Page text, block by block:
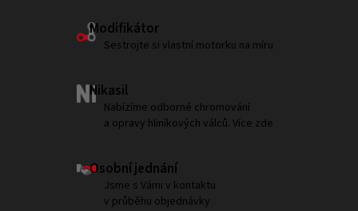
Modifikátor
Sestrojte si vlastní motorku na míru
Nikasil
Nabízíme odborné chromování
a opravy hliníkových válců. Více zde
Osobní jednání
Jsme s Vámi v kontaktu
v průběhu objednávky